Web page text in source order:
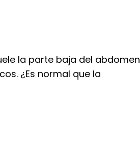
la parte baja del abdomen
¿Es normal que la